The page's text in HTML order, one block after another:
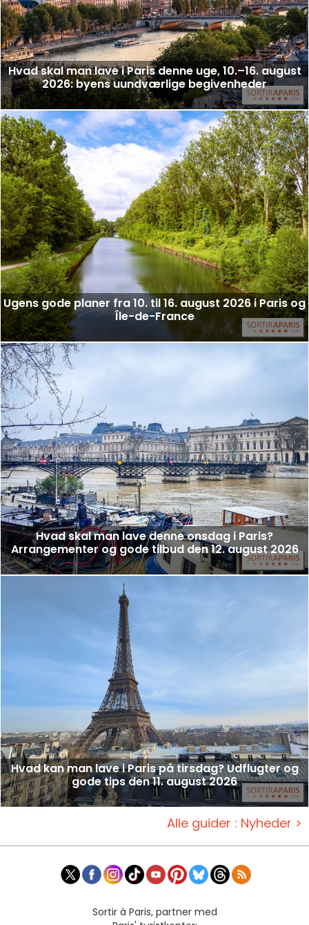
Hvad skal man lave i Paris denne uge, 10.–16. august
2026: byens uundværlige begivenheder
Ugens gode planer fra 10. til 16. august 2026 i Paris og
Île-de-France
Hvad skal man lave denne onsdag i Paris?
Arrangementer og gode tilbud den 12. august 2026
Hvad kan man lave i Paris på tirsdag? Udflugter og
gode tips den 11. august 2026
Alle guider : Nyheder >
Sortir à Paris, partner med